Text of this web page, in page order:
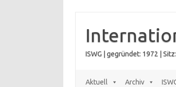
springen
ISWG | gegründet: 1972 |
Aktuell Archiv